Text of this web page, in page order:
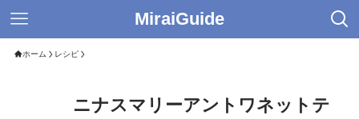
MiraiGuide
ホーム レシピ
ニナスマリーアントワネットテ